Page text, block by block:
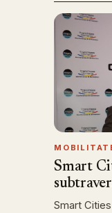
Smart
Smart